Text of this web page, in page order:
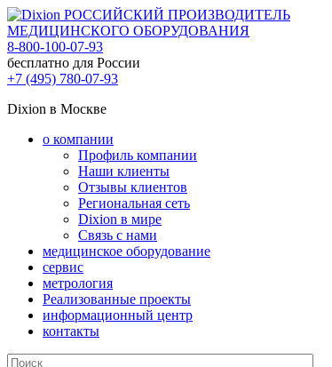
РОССИЙСКИЙ ПРОИЗВОДИТЕЛЬ
МЕДИЦИНСКОГО ОБОРУДОВАНИЯ
8-800-100-07-93
бесплатно для России
+7 (495) 780-07-93
Dixion в Москве
о компании
Профиль компании
Наши клиенты
Отзывы клиентов
Региональная сеть
Dixion в мире
Связь с нами
медицинское оборудование
сервис
метрология
Реализованные проекты
информационный центр
контакты